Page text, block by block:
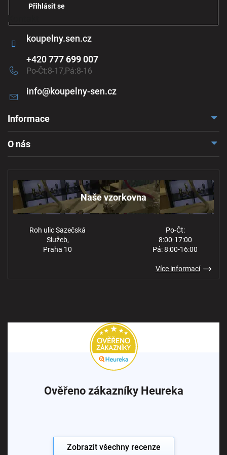
Kontakt
info@koupelny-sen.cz
+420777 699 007
Po-Čt:8-17,Pá:8-16
koupelny.sen.cz
Informace
Ochrana osobních údajů
O nás
Naše vzorkovna
Roh ulic Sazečská
Služeb,
Praha 10
Po-Čt:
8:00-17:00
Pá: 8:00-16:00
Více informací
Přihlásit se
Ověřeno zákazníky Heureka
Zobrazit všechny recenze